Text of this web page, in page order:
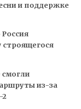
и поддержке
строящегося
смогли
из-за
2